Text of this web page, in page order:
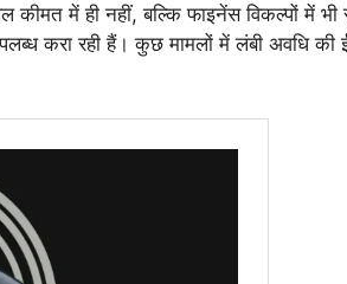
में ही नहीं, बल्कि फाइनेंस विकल्पों में भी
करा रही हैं। कुछ मामलों में लंबी अवधि